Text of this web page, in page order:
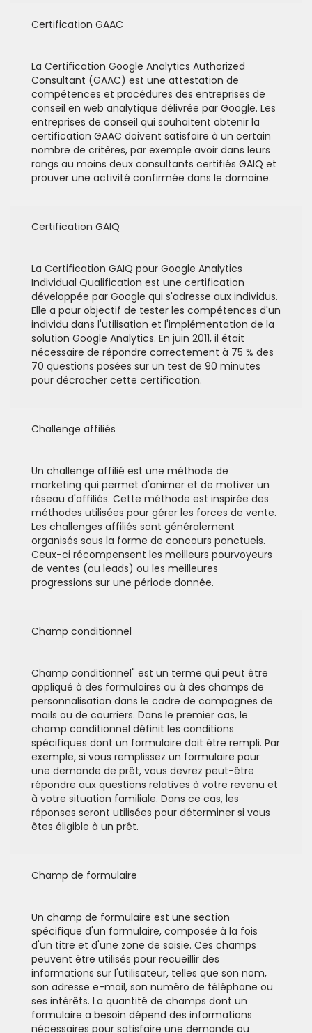
Certification GAAC
La Certification Google Analytics Authorized
Consultant (GAAC) est une attestation de
compétences et procédures des entreprises de
conseil en web analytique délivrée par Google. Les
entreprises de conseil qui souhaitent obtenir la
certification GAAC doivent satisfaire à un certain
nombre de critères, par exemple avoir dans leurs
rangs au moins deux consultants certifiés GAIQ et
prouver une activité confirmée dans le domaine.
Certification GAIQ
La Certification GAIQ pour Google Analytics
Individual Qualification est une certification
développée par Google qui s'adresse aux individus.
Elle a pour objectif de tester les compétences d'un
individu dans l'utilisation et l'implémentation de la
solution Google Analytics. En juin 2011, il était
nécessaire de répondre correctement à 75 % des
70 questions posées sur un test de 90 minutes
pour décrocher cette certification.
Challenge affiliés
Un challenge affilié est une méthode de
marketing qui permet d'animer et de motiver un
réseau d'affiliés. Cette méthode est inspirée des
méthodes utilisées pour gérer les forces de vente.
Les challenges affiliés sont généralement
organisés sous la forme de concours ponctuels.
Ceux-ci récompensent les meilleurs pourvoyeurs
de ventes (ou leads) ou les meilleures
progressions sur une période donnée.
Champ conditionnel
Champ conditionnel" est un terme qui peut être
appliqué à des formulaires ou à des champs de
personnalisation dans le cadre de campagnes de
mails ou de courriers. Dans le premier cas, le
champ conditionnel définit les conditions
spécifiques dont un formulaire doit être rempli. Par
exemple, si vous remplissez un formulaire pour
une demande de prêt, vous devrez peut-être
répondre aux questions relatives à votre revenu et
à votre situation familiale. Dans ce cas, les
réponses seront utilisées pour déterminer si vous
êtes éligible à un prêt.
Champ de formulaire
Un champ de formulaire est une section
spécifique d'un formulaire, composée à la fois
d'un titre et d'une zone de saisie. Ces champs
peuvent être utilisés pour recueillir des
informations sur l'utilisateur, telles que son nom,
son adresse e-mail, son numéro de téléphone ou
ses intérêts. La quantité de champs dont un
formulaire a besoin dépend des informations
nécessaires pour satisfaire une demande ou